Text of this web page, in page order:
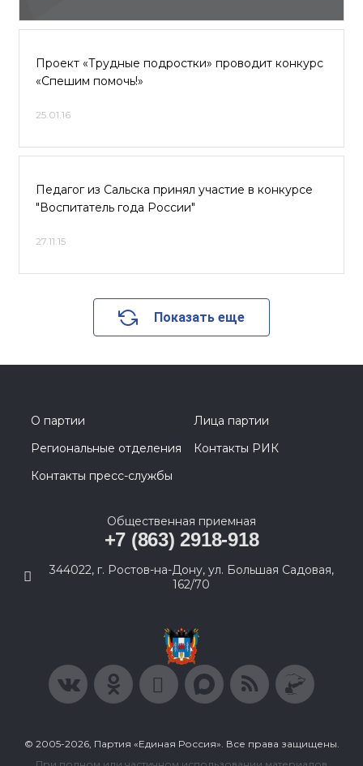
Проект «Трудные подростки» проводит конкурс
«Спешим помочь!»
25.01.16
Педагог из Сальска принял участие в конкурсе
"Воспитатель года России"
27.11.15
Показать еще
О партии
Лица партии
Региональные отделения
Контакты РИК
Контакты пресс-службы
Общественная приемная
+7 (863) 2918-918
344022, г. Ростов-на-Дону, ул. Большая Садовая,
162/70
© 2005-2026, Партия «Единая Россия». Все права защищены.